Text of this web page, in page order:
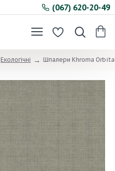
(067) 620-20-49
Екологічні Шпалери Khroma